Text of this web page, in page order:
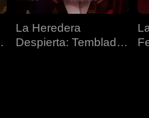
La Heredera
Despierta: Temblad